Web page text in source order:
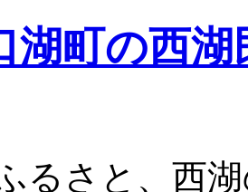
湖町の西
るさと、西